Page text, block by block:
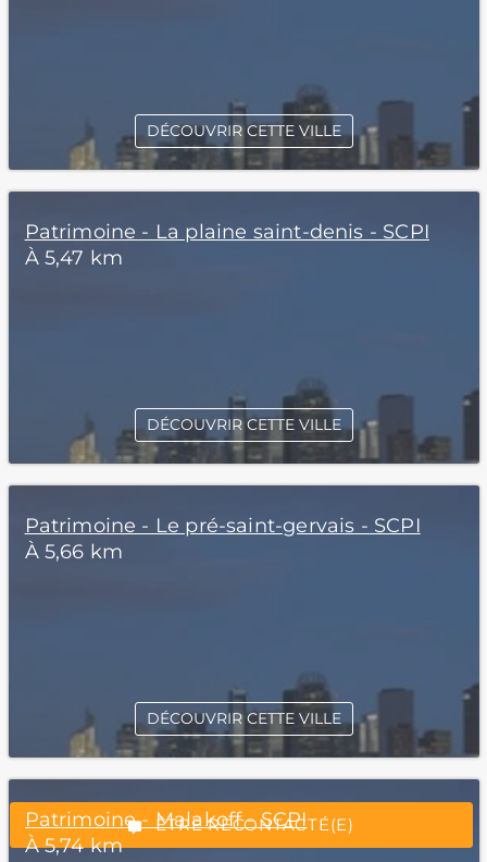
“Excellent”, 165 avis
ÊTRE RECONTACTÉ(E)
DÉCOUVRIR CETTE VILLE
Patrimoine - La plaine saint-denis - SCPI
À 5,47 km
DÉCOUVRIR CETTE VILLE
Patrimoine - Le pré-saint-gervais - SCPI
À 5,66 km
DÉCOUVRIR CETTE VILLE
Patrimoine - Malakoff - SCPI
À 5,74 km